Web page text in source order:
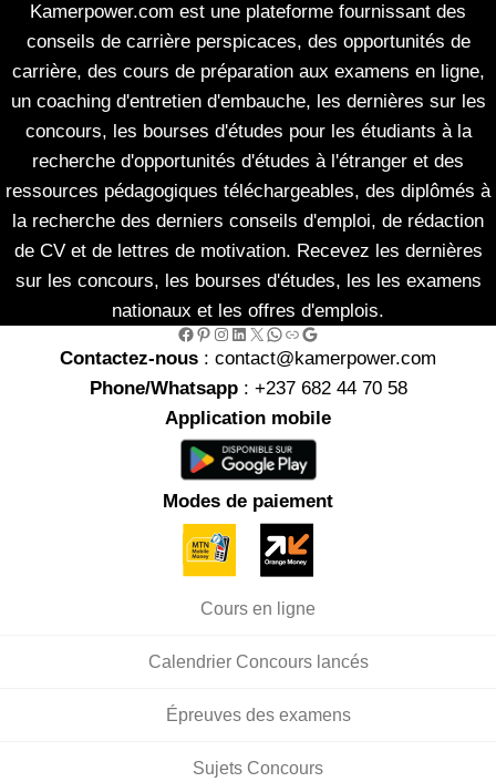
Kamerpower.com est une plateforme fournissant des
conseils de carrière perspicaces, des opportunités de
carrière, des cours de préparation aux examens en ligne,
un coaching d'entretien d'embauche, les dernières sur les
concours, les bourses d'études pour les étudiants à la
recherche d'opportunités d'études à l'étranger et des
ressources pédagogiques téléchargeables, des diplômés à
la recherche des derniers conseils d'emploi, de rédaction
de CV et de lettres de motivation. Recevez les dernières
sur les concours, les bourses d'études, les les examens
nationaux et les offres d'emplois.
Facebook Pinterest Instagram LinkedIn X WhatsApp Link Google
Contactez-nous : contact@kamerpower.com
Phone/Whatsapp: +237 682 44 70 58
Application mobile
Modes de paiement
Cours en ligne
Calendrier Concours lancés
Épreuves des examens
Sujets Concours